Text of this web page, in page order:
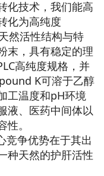
化技术，我们能高
化为高纯度
然活性结构与特
末，具有稳定的理
高纯度规格，并
K可溶于乙醇
工温度和pH环境
液、医药中间体以
。
竞争优势在于其出
种天然的护肝活性